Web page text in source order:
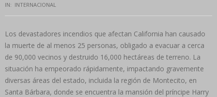
IN: INTERNACIONAL
Los devastadores incendios que afectan California han causado
la muerte de al menos 25 personas, obligado a evacuar a cerca
de 90,000 vecinos y destruido 16,000 hectáreas de terreno. La
situación ha empeorado rápidamente, impactando gravemente
diversas áreas del estado, incluida la región de Montecito, en
Santa Bárbara, donde se encuentra la mansión del príncipe Harry